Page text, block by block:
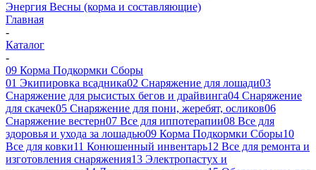
Энергия Весны (корма и составляющие)
Главная
-
Каталог
-
09 Корма Подкормки Сборы
01 Экипировка всадника02 Снаряжение для лошади03
Снаряжение для рысистых бегов и драйвинга04 Снаряжение
для скачек05 Снаряжение для пони, жеребят, осликов06
Снаряжение вестерн07 Все для иппотерапии08 Все для
здоровья и ухода за лошадью09 Корма Подкормки Сборы10
Все для ковки11 Конюшенный инвентарь12 Все для ремонта и
изготовления снаряжения13 Электропастух и